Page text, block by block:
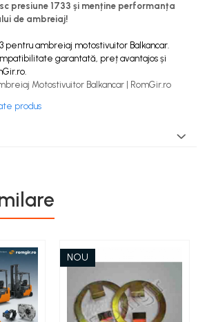
presiune 1733 și menține performanța
de ambreiaj!
pentru ambreiaj motostivuitor Balkancar.
garantată, preț avantajos și
Motostivuitor Balkancar | RomGir.ro
produs
NOU